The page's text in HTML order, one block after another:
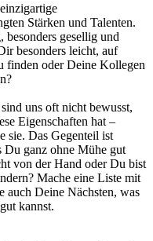
Stärken und Talenten.
gesellig und
besonders leicht, auf
finden oder Deine Kollegen
uns oft nicht bewusst,
Eigenschaften hat –
sie. Das Gegenteil ist
Du ganz ohne Mühe gut
von der Hand oder Du bist
Mache eine Liste mit
auch Deine Nächsten, was
kannst.